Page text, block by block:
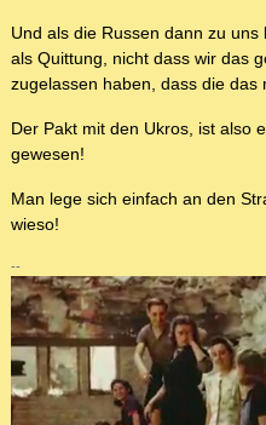
Und als die Russen dann zu
als Quittung, nicht dass wir das
zugelassen haben, dass die das
Der Pakt mit den Ukros, ist also
gewesen!
Man lege sich einfach an den
wieso!
--